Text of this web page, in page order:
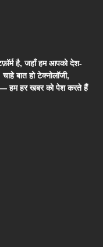
है, जहाँ हम आपको देश-
बात हो टेक्नोलॉजी,
— हम हर खबर को पेश करते हैं